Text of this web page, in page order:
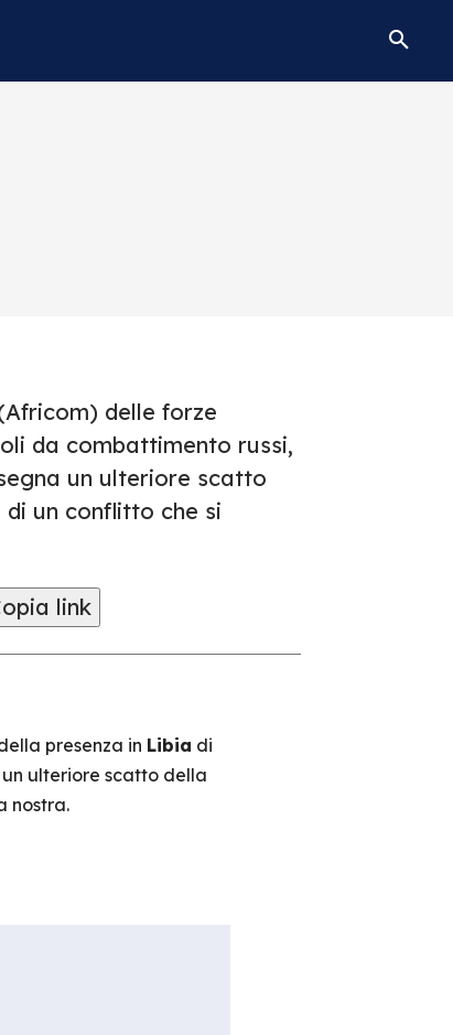
delle forze
da combattimento russi,
un ulteriore scatto
un conflitto che si
link
presenza in Libia di
ulteriore scatto della
nostra.